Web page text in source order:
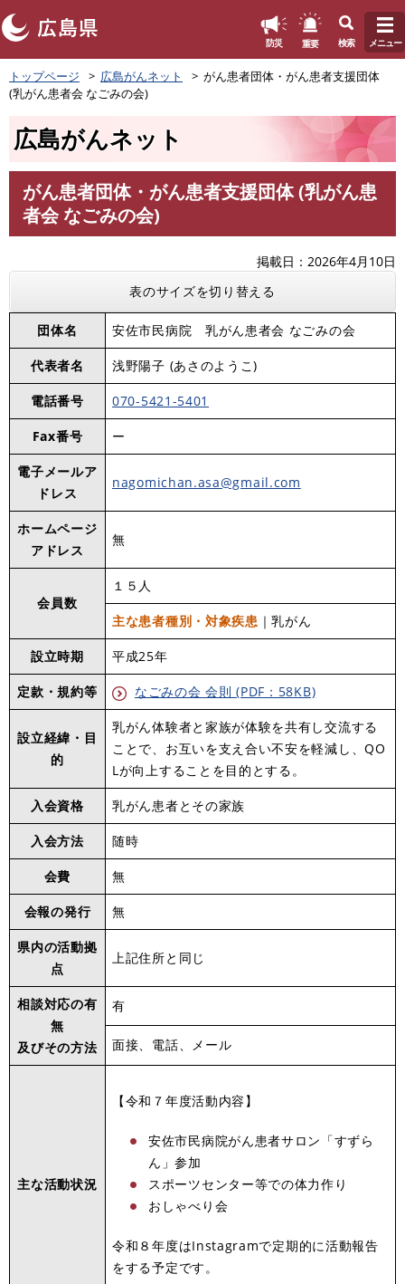
ペ
ー
ジ
防災 重要 検索 メニュー
トップページ 広島がんネット
がん患者団体・がん患者支援団体
(乳がん患者会 なごみの会)
広島がんネット
がん患者団体・がん患者支援団体 (乳がん患
者会 なごみの会)
掲載日
2026年4月10日
表のサイズを切り替える
団体名 安佐市民病院 乳がん患者会 なごみの会
代表者名 浅野陽子 (あさのようこ)
電話番号 070-5421-5401
Fax番号 ー
電子メールア
ドレス
nagomichan.asa@gmail.com
ホームページ
アドレス
無
会員数
１５人
主な患者種別・対象疾患 ｜乳がん
設立時期 平成25年
定款・規約等 なごみの会 会則 (PDF：58KB)
設立経緯・目
的
乳がん体験者と家族が体験を共有し交流する
ことで、お互いを支え合い不安を軽減し、QO
Lが向上することを目的とする。
入会資格 乳がん患者とその家族
入会方法 随時
会費 無
会報の発行 無
県内の活動拠
点
上記住所と同じ
相談対応の有
無
及びその方法
有
面接、電話、メール
主な活動状況
【令和７年度活動内容】
安佐市民病院がん患者サロン「すずら
ん」参加
スポーツセンター等での体力作り
おしゃべり会
令和８年度はInstagramで定期的に活動報告
をする予定です。